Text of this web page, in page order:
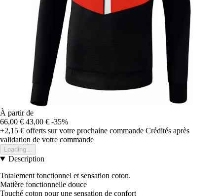
À partir de
66,00 € 43,00 € -35%
+2,15 € offerts sur votre prochaine commande Crédités après
validation de votre commande
Loading...
Description
Totalement fonctionnel et sensation coton.
Matière fonctionnelle douce
Touché coton pour une sensation de confort